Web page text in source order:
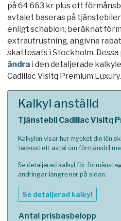
på 64 663 kr plus ett
avtalet baseras på
enligt schablon, beräknat
extrautrustning, angivna
skattesats i Stockholm.
ändra i den detaljerade
Cadillac Visitq Premium Luxury.
Kalkyl anställd
Tjänstebil Cadillac Visitq
Kalkylen visar hur mycket din lön
tecknat ett avtal om förmånsbil
Se detaljerad kalkyl för
ändringar längre ner på sidan.
Se detaljerad kalkyl
Antal prisbasbelopp